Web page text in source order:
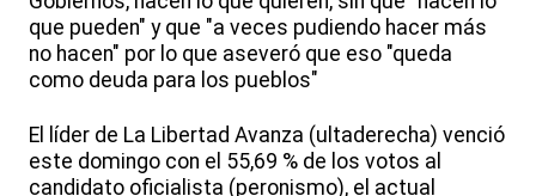
que pueden" y que "a veces pudiendo hacer más
no hacen" por lo que aseveró que eso "queda
como deuda para los pueblos"
El líder de La Libertad Avanza (ultaderecha) venció
este domingo con el 55,69 % de los votos al
candidato oficialista (peronismo), el actual